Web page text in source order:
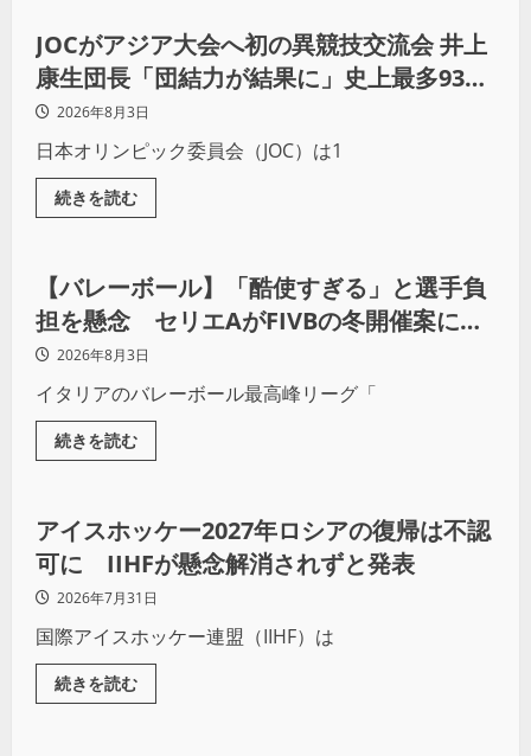
JOCがアジア大会へ初の異競技交流会 井上
康生団長「団結力が結果に」史上最多933
人2026年8月3日
日本オリンピック委員会（JOC）は1
続きを読む
その他球技
【バレーボール】「酷使すぎる」と選手負
担を懸念 セリエAがFIVBの冬開催案に猛
反発2026年8月3日
イタリアのバレーボール最高峰リーグ「
続きを読む
その他球技
アイスホッケー2027年ロシアの復帰は不認
可に IIHFが懸念解消されずと発表
2026年7月31日
国際アイスホッケー連盟（IIHF）は
続きを読む
その他球技